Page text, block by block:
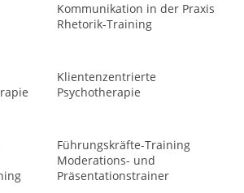
Kommunikation in der Praxis
Rhetorik-Training
Klientenzentrierte
Psychotherapie
Führungskräfte-Training
Moderations- und
Präsentationstrainer